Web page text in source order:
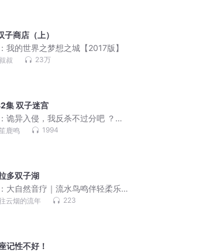
子商店（上）
我的世界之梦想之城【2017版】
叔 23万
集 双子迷宫
诡异入侵，我反杀不过分吧 ？悬
血励志 |战斗冒险 |伪科幻|升级流
鹿鸣 1994
多双子湖
大自然音疗｜流水鸟鸣伴轻柔乐
缓神经，深度睡眠
云烟的流年 223
记性不好！